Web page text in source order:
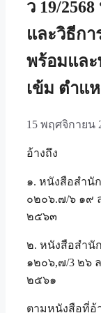
ว 19/
และวิธีกา
พร้อมแล
เข้ม ตำแ
15 พฤศจิกายน
อ้างถึง
๑. หนังสือสำนั
๐๒๐๖.๗/๖ ๑๙
๒๕๖๓
๒. หนังสือสำนั
๑๒๐๖,๗/3 ๒๖
๒๕๖๑
ตามหนังสือที่อ้